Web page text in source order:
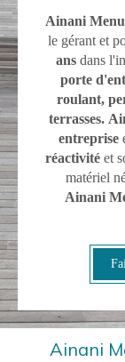
Ainani
le gérant et
ansdans
porte
roulant,
terrasses.
entreprise
réactivité et
matériel
Ainani
Ainani